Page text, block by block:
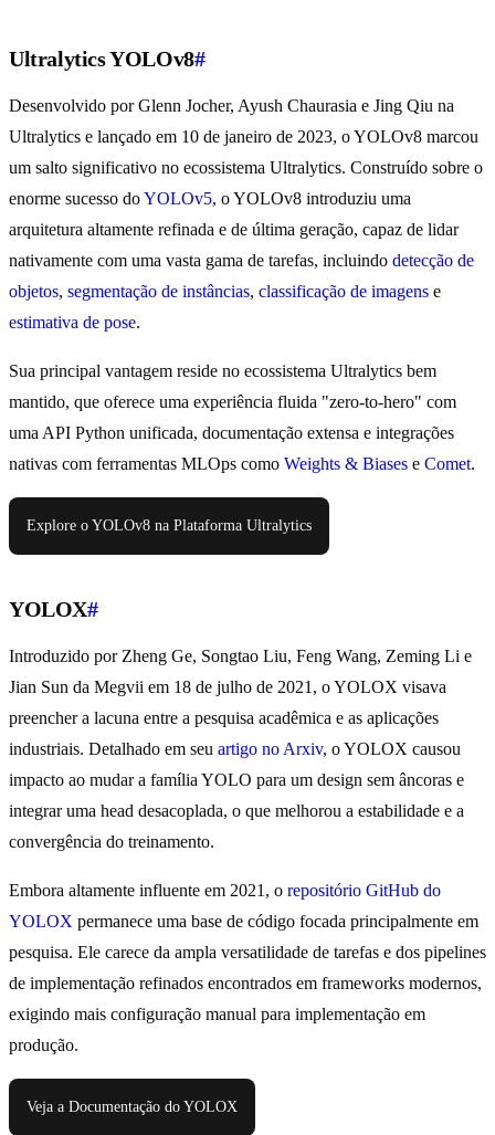
Ultralytics YOLOv8#
Desenvolvido por Glenn Jocher, Ayush Chaurasia e Jing Qiu na
Ultralytics e lançado em 10 de janeiro de 2023, o YOLOv8 marcou
um salto significativo no ecossistema Ultralytics. Construído sobre o
enorme sucesso doYOLOv5, o YOLOv8 introduziu uma
arquitetura altamente refinada e de última geração, capaz de lidar
nativamente com uma vasta gama de tarefas, incluindo detecção de
objetos, segmentação de instâncias, classificação de imagens e
estimativa de pose.
Sua principal vantagem reside no ecossistema Ultralytics bem
mantido, que oferece uma experiência fluida "zero-to-hero" com
uma API Python unificada, documentação extensa e integrações
nativas com ferramentas MLOps como Weights & Biases e Comet.
Explore o YOLOv8 na Plataforma Ultralytics
YOLOX#
Introduzido por Zheng Ge, Songtao Liu, Feng Wang, Zeming Li e
Jian Sun da Megvii em 18 de julho de 2021, o YOLOX visava
preencher a lacuna entre a pesquisa acadêmica e as aplicações
industriais. Detalhado em seu artigo no Arxiv, o YOLOX causou
impacto ao mudar a família YOLO para um design sem âncoras e
integrar uma head desacoplada, o que melhorou a estabilidade e a
convergência do treinamento.
Embora altamente influente em 2021, o repositório GitHub do
YOLOX permanece uma base de código focada principalmente em
pesquisa. Ele carece da ampla versatilidade de tarefas e dos pipelines
de implementação refinados encontrados em frameworks modernos,
exigindo mais configuração manual para implementação em
produção.
Veja a Documentação do YOLOX